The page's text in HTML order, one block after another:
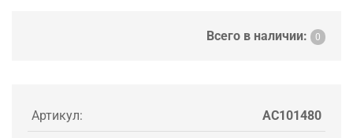
Всего в наличии: 0
Артикул: AC101480